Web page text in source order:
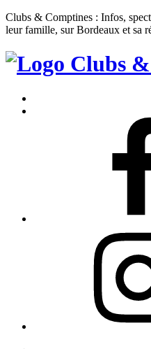
Clubs & Comptines : Infos,
leur famille, sur Bordeaux et sa
Clubs
Comptines